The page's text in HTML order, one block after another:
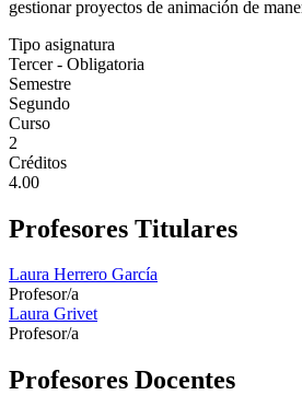
gestionar proyectos de animación de
Tipo asignatura
Tercer - Obligatoria
Semestre
Segundo
Curso
2
Créditos
4.00
Profesores Titulares
Laura Herrero García
Profesor/a
Laura Grivet
Profesor/a
Profesores Docentes